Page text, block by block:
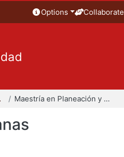
Options Collaborate
Maestría en Planeación y Políticas Metropolitanas